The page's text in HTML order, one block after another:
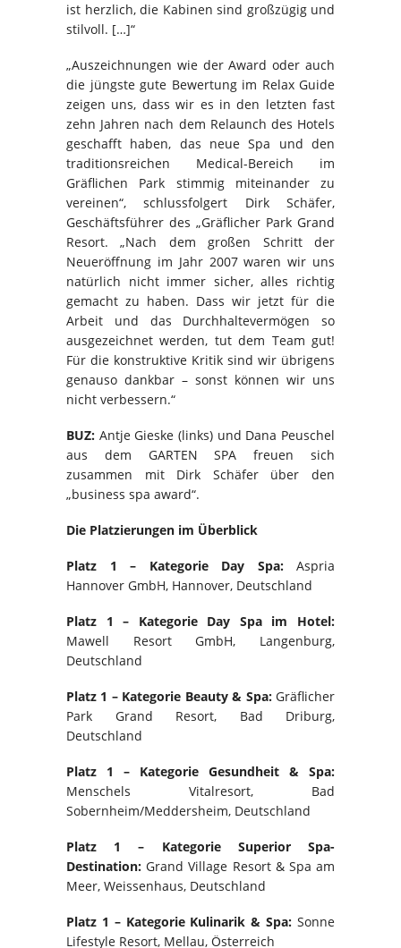
ist herzlich, die Kabinen sind großzügig und
stilvoll. […]“
„Auszeichnungen wie der Award oder auch
die jüngste gute Bewertung im Relax Guide
zeigen uns, dass wir es in den letzten fast
zehn Jahren nach dem Relaunch des Hotels
geschafft haben, das neue Spa und den
traditionsreichen Medical-Bereich im
Gräflichen Park stimmig miteinander zu
vereinen“, schlussfolgert Dirk Schäfer,
Geschäftsführer des „Gräflicher Park Grand
Resort. „Nach dem großen Schritt der
Neueröffnung im Jahr 2007 waren wir uns
natürlich nicht immer sicher, alles richtig
gemacht zu haben. Dass wir jetzt für die
Arbeit und das Durchhaltevermögen so
ausgezeichnet werden, tut dem Team gut!
Für die konstruktive Kritik sind wir übrigens
genauso dankbar – sonst können wir uns
nicht verbessern.“
BUZ: Antje Gieske (links) und Dana Peuschel
aus dem GARTEN SPA freuen sich
zusammen mit Dirk Schäfer über den
„business spa award“.
Die Platzierungen im Überblick
Platz 1 – Kategorie Day Spa: Aspria
Hannover GmbH, Hannover, Deutschland
Platz 1 – Kategorie Day Spa im Hotel:
Mawell Resort GmbH, Langenburg,
Deutschland
Platz 1 – Kategorie Beauty & Spa: Gräflicher
Park Grand Resort, Bad Driburg,
Deutschland
Platz 1 – Kategorie Gesundheit & Spa:
Menschels Vitalresort, Bad
Sobernheim/Meddersheim, Deutschland
Platz 1 – Kategorie Superior Spa-
Destination:Grand Village Resort & Spa am
Meer, Weissenhaus, Deutschland
Platz 1 – Kategorie Kulinarik & Spa: Sonne
Lifestyle Resort, Mellau, Österreich